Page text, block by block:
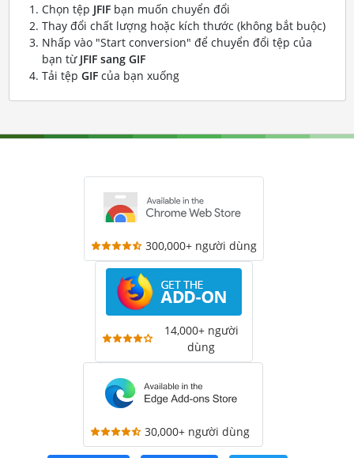
Chọn tệp JFIFbạn muốn chuyển đổi
Thay đổi chất lượng hoặc kích thước (không bắt buộc)
Nhấp vào "Start conversion" để chuyển đổi tệp của
bạn từ JFIF sang GIF
Tải tệp GIFcủa bạn xuống
300,000+ người dùng
14,000+ người
dùng
30,000+ người dùng